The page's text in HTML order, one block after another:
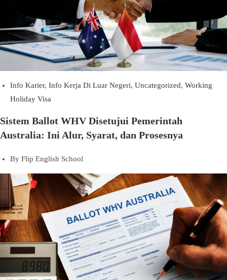
Info Karier, Info Kerja Di Luar Negeri, Uncategorized, Working
Holiday Visa
Sistem Ballot WHV Disetujui Pemerintah
Australia: Ini Alur, Syarat, dan Prosesnya
By Flip English School